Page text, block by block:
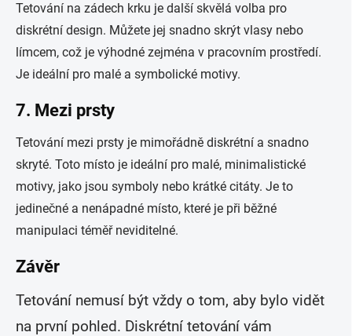
Tetování na zádech krku je další skvělá volba pro
diskrétní design. Můžete jej snadno skrýt vlasy nebo
límcem, což je výhodné zejména v pracovním prostředí.
Je ideální pro malé a symbolické motivy.
7. Mezi prsty
Tetování mezi prsty je mimořádně diskrétní a snadno
skryté. Toto místo je ideální pro malé, minimalistické
motivy, jako jsou symboly nebo krátké citáty. Je to
jedinečné a nenápadné místo, které je při běžné
manipulaci téměř neviditelné.
Závěr
Tetování nemusí být vždy o tom, aby bylo vidět
na první pohled. Diskrétní tetování vám